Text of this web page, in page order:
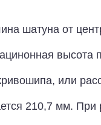
шатуна от
высота
или
210,7 мм.